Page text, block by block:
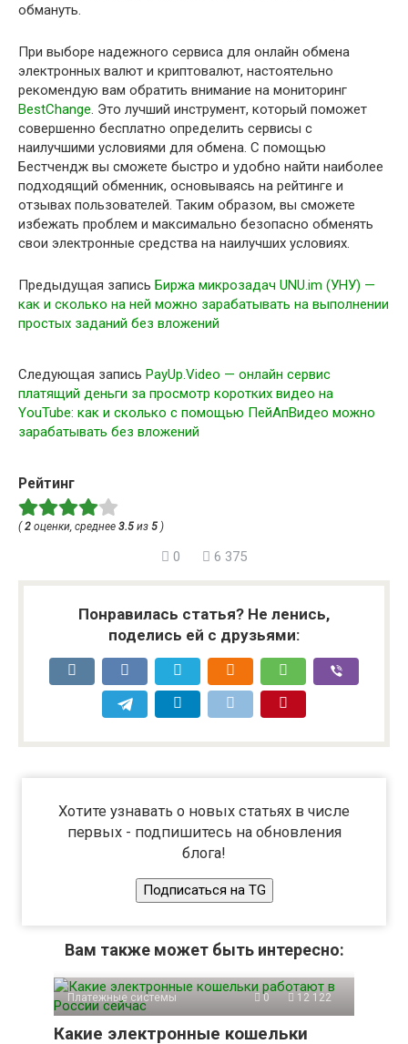
обмануть.
При выборе надежного сервиса для онлайн обмена
электронных валют и криптовалют, настоятельно
рекомендую вам обратить внимание на мониторинг
BestChange. Это лучший инструмент, который поможет
совершенно бесплатно определить сервисы с
наилучшими условиями для обмена. С помощью
Бестчендж вы сможете быстро и удобно найти наиболее
подходящий обменник, основываясь на рейтинге и
отзывах пользователей. Таким образом, вы сможете
избежать проблем и максимально безопасно обменять
свои электронные средства на наилучших условиях.
Предыдущая запись Биржа микрозадач UNU.im (УНУ) —
как и сколько на ней можно зарабатывать на выполнении
простых заданий без вложений
Следующая запись PayUp.Video — онлайн сервис
платящий деньги за просмотр коротких видео на
YouTube: как и сколько с помощью ПейАпВидео можно
зарабатывать без вложений
Рейтинг
(2 оценки, среднее 3.5 из 5 )
0 6 375
Понравилась статья? Не ленись,
поделись ей с друзьями:
Хотите узнавать о новых статьях в числе
первых - подпишитесь на обновления
блога!
Подписаться на TG
Вам также может быть интересно:
Платежные системы 0 12 122
Какие электронные кошельки